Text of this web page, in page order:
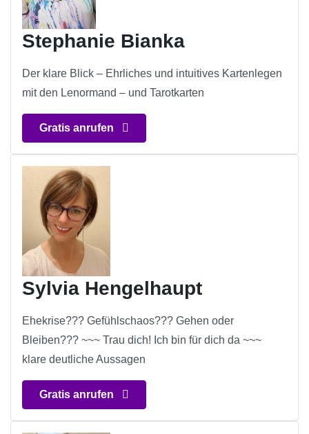
Stephanie Bianka
Der klare Blick – Ehrliches und intuitives Kartenlegen
mit den Lenormand – und Tarotkarten
Gratis anrufen
Sylvia Hengelhaupt
Ehekrise??? Gefühlschaos??? Gehen oder
Bleiben??? ~~~ Trau dich! Ich bin für dich da ~~~
klare deutliche Aussagen
Gratis anrufen